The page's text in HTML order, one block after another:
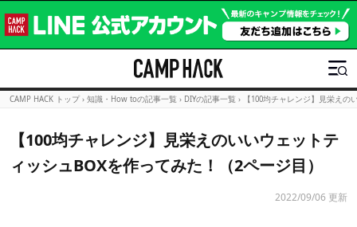
CAMP HACK トップ › 知識・How toの記事一覧 › DIYの記事一覧 › 【100均チャレンジ】見栄え
【100均チャレンジ】見栄えのいいウェットテ
ィッシュBOXを作ってみた！（2ページ目）
2022/09/06 更新